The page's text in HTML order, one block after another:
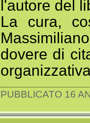
l'autore del
La cura,
dovere di
PUBBLICATO 16